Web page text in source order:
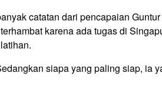
catatan dari pencapaian
karena ada tugas di
siapa yang paling siap, ia